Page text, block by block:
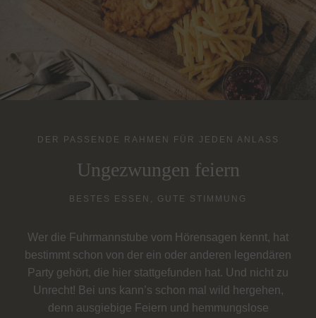
DER PASSENDE RAHMEN FÜR JEDEN ANLASS
Ungezwungen feiern
BESTES ESSEN, GUTE STIMMUNG
Wer die Fuhrmannstube vom Hörensagen kennt, hat
bestimmt schon von der ein oder anderen legendären
Party gehört, die hier stattgefunden hat. Und nicht zu
Unrecht! Bei uns kann’s schon mal wild hergehen,
denn ausgiebige Feiern und hemmungslose